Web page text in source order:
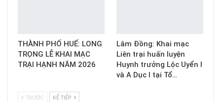
THÀNH PHỐ HUẾ: LONG
TRỌNG LỄ KHAI MẠC
TRẠI HẠNH NĂM 2026
Lâm Đồng: Khai mạc
Liên trại huấn luyện
Huynh trưởng Lộc Uyển I
và A Dục I tại Tổ…
TRƯỚC KẾ TIẾP